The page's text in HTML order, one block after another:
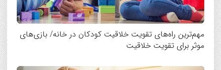
مهم‌ترین راه‌های تقویت خلاقیت کودکان در خانه/ بازی‌های
موثر برای تقویت خلاقیت